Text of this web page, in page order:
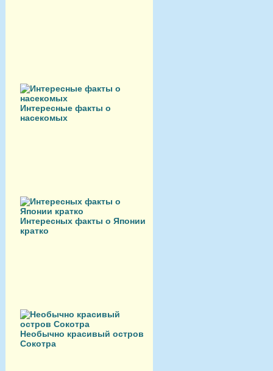
Интересные факты о
насекомых
Интересных факты о Японии
кратко
Необычно красивый остров
Сокотра